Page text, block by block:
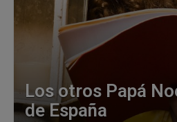
Los otros Papá
de España